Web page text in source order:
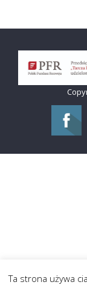
Ta strona używa